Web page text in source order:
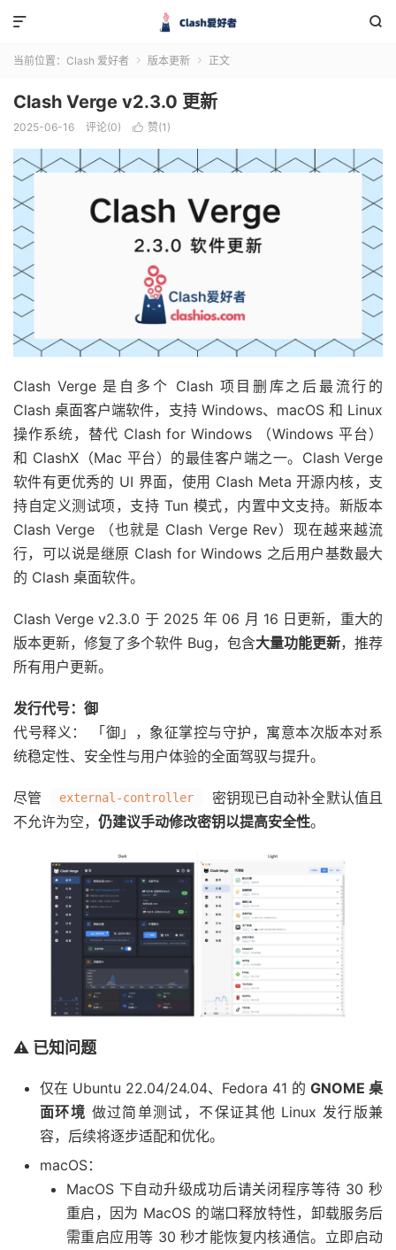


当前位置： Clash 爱好者  版本更新  正文
Clash Verge v2.3.0 更新
2025-06-16 评论(0)  赞(1 )
Clash Verge 是自多个 Clash 项目删库之后最流行的
Clash 桌面客户端软件，支持 Windows、macOS 和 Linux
操作系统，替代 Clash for Windows （Windows 平台）
和 ClashX（Mac 平台）的最佳客户端之一。Clash Verge
软件有更优秀的 UI 界面，使用 Clash Meta 开源内核，支
持自定义测试项，支持 Tun 模式，内置中文支持。新版本
Clash Verge （也就是 Clash Verge Rev）现在越来越流
行，可以说是继原 Clash for Windows 之后用户基数最大
的 Clash 桌面软件。
Clash Verge v2.3.0 于 2025 年 06 月 16 日更新，重大的
版本更新，修复了多个软件 Bug，包含大量功能更新，推荐
所有用户更新。
发行代号：御
代号释义： 「御」，象征掌控与守护，寓意本次版本对系
统稳定性、安全性与用户体验的全面驾驭与提升。
尽管 external-controller
密钥现已自动补全默认值且
不允许为空， 仍建议手动修改密钥以提高安全性。
⚠️ 已知问题
仅在 Ubuntu 22.04/24.04、Fedora 41 的 GNOME 桌
面环境 做过简单测试，不保证其他 Linux 发行版兼
容，后续将逐步适配和优化。
macOS：
MacOS 下自动升级成功后请关闭程序等待 30 秒
重启，因为 MacOS 的端口释放特性，卸载服务后
需重启应用等 30 秒才能恢复内核通信。立即启动